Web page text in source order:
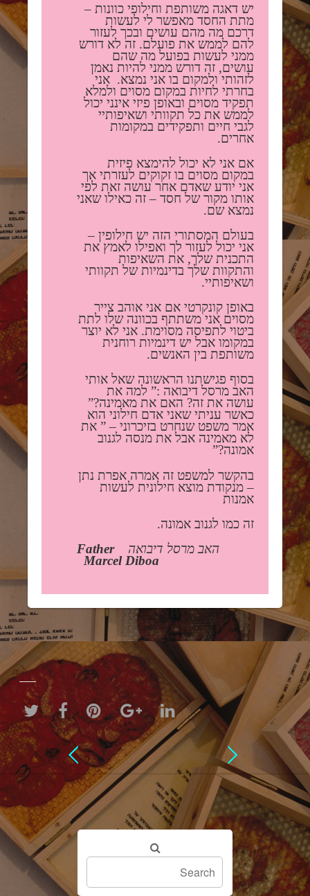
יש דאגה משותפת וחילופי כוונות –
מתת החסד מאפשר לי לעשות
דרכם מה מהם עושים ובכך לעזור
להם לממש את פועלם. זה לא דורש
ממני לעשות בפועל מה שהם
עושים, זה דורש ממני להיות נאמן
לזהותי ולמקום בו אני נמצא. אני
בחרתי לחיות במקום מסוים ולמלא
תפקיד מסוים ובאופן פיזי אינני יכול
לממש את כל תקוותי ושאיפותיי
לגבי חיים ותפקידים במקומות
אחרים.
אם אני לא יכול להימצא פיזית
במקום מסוים בו זקוקים לעזרתי אך
אני יודע שאדם אחר עושה זאת לפי
אותו מקור של חסד – זה כאילו שאני
נמצא שם.
בעולם המסתורי הזה יש חילופין –
אני יכול לעזור לך ואפילו לאמץ את
התכנית שלך, את השאיפות
והתקוות שלך בדינמיות של תקוותי
ושאיפותיי.
באופן קונקרטי אם אני אוהב צייר
מסוים אני משתתף בכוונה שלו לתת
ביטוי לתפיסה מסוימת. אני לא יוצר
במקומו אבל יש דינמיות רוחנית
משותפת בין האנשים.
בסוף פגישתנו הראשונה שאל אותי
האב מרסל דיבואה :” למה את
עושה את זה? האם את מאמינה?”
כאשר עניתי שאני אדם חילוני הוא
אמר משפט שנחרט בזיכרוני – ” את
לא מאמינה אבל את מנסה לגנוב
אמונה?”
בהקשר למשפט זה אמרה אפרת נתן
– מנקודת מוצא חילונית לעשות
אמנות
זה כמו לגנוב אמונה.
האב מרסל דיבואה
Father
Marcel Diboa